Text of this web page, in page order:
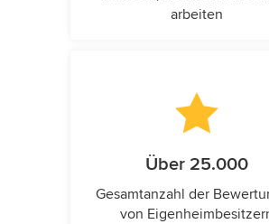
arbeiten
Über 25.000
Gesamtanzahl der
von